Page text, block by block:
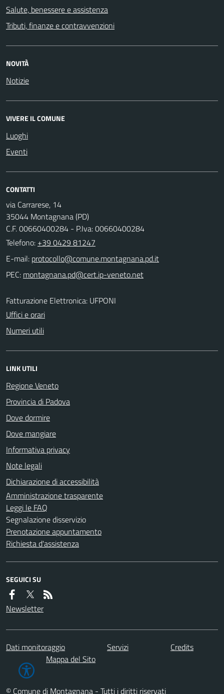
Salute, benessere e assistenza
Tributi, finanze e contravvenzioni
NOVITÀ
Notizie
VIVERE IL COMUNE
Luoghi
Eventi
CONTATTI
via Carrarese, 14
35044 Montagnana (PD)
C.F. 00660400284 - P.Iva: 00660400284
Telefono: +39 0429 81247
E-mail:
PEC:
Fatturazione Elettronica: UFPONI
Uffici e orari
Numeri utili
LINK UTILI
Regione Veneto
Provincia di Padova
Dove dormire
Dove mangiare
Informativa privacy
Note legali
Dichiarazione di accessibilità
Amministrazione trasparente
Leggi le FAQ
Segnalazione disservizio
Prenotazione appuntamento
Richiesta d'assistenza
SEGUICI SU
Newsletter
Dati monitoraggio Servizi
Credits
Mappa del Sito
© Comune di Montagnana - Tutti i diritti riservati